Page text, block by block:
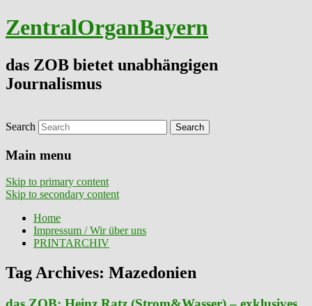
ZentralOrganBayern
das ZOB bietet unabhängigen
Journalismus
Search
Main menu
Skip to primary content
Skip to secondary content
Home
Impressum / Wir über uns
PRINTARCHIV
Tag Archives: Mazedonien